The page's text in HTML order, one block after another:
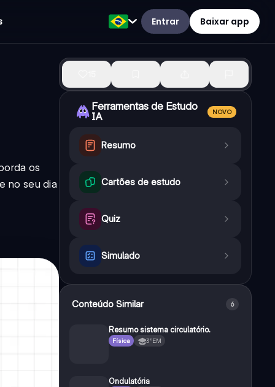
Entrar Baixar app
os
no seu dia
Ferramentas de Estudo
IA
NOVO
Resumo
Cartões de estudo
Quiz
Simulado
Conteúdo Similar 6
Resumo sistema circulatório.
Física 3°EM
Ondulatória